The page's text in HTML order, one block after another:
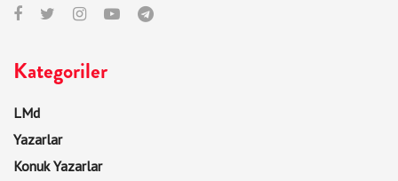
Kategoriler
LMd
Yazarlar
Konuk Yazarlar